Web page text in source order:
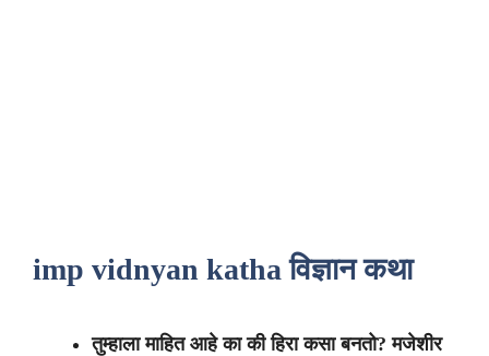
imp vidnyan katha विज्ञान कथा
तुम्हाला माहित आहे का की हिरा कसा बनतो? मजेशीर